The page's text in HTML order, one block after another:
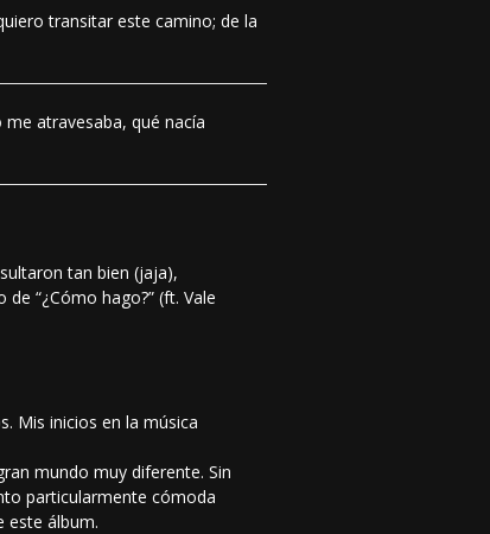
transitar este camino; de la
atravesaba, qué nacía
tan bien (jaja),
“¿Cómo hago?” (ft. Vale
Mis inicios en la música
mundo muy diferente. Sin
particularmente cómoda
este álbum.